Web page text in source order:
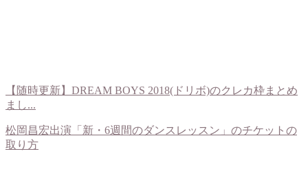
【随時更新】DREAM BOYS 2018(ドリボ)のクレカ枠まとめ
まし...
松岡昌宏出演「新・6週間のダンスレッスン」のチケットの
取り方